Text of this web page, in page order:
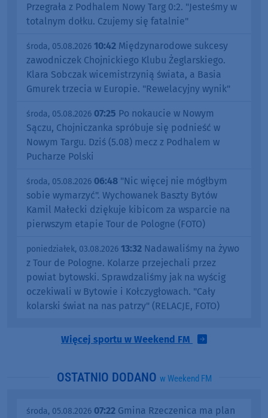
Przegrała z Podhalem Nowy Targ 0:2. "Jesteśmy w
totalnym dołku. Czujemy się fatalnie"
środa, 05.08.2026 10:42 Międzynarodowe sukcesy
zawodniczek Chojnickiego Klubu Żeglarskiego.
Klara Sobczak wicemistrzynią świata, a Basia
Gmurek trzecia w Europie. "Rewelacyjny wynik"
środa, 05.08.2026 07:25 Po nokaucie w Nowym
Sączu, Chojniczanka spróbuje się podnieść w
Nowym Targu. Dziś (5.08) mecz z Podhalem w
Pucharze Polski
środa, 05.08.2026 06:48 "Nic więcej nie mógłbym
sobie wymarzyć". Wychowanek Baszty Bytów
Kamil Małecki dziękuje kibicom za wsparcie na
pierwszym etapie Tour de Pologne (FOTO)
poniedziałek, 03.08.2026 13:32 Nadawaliśmy na żywo
z Tour de Pologne. Kolarze przejechali przez
powiat bytowski. Sprawdzaliśmy jak na wyścig
oczekiwali w Bytowie i Kołczygłowach. "Cały
kolarski świat na nas patrzy" (RELACJE, FOTO)
Więcej sportu w Weekend FM
OSTATNIO DODANO w Weekend FM
środa, 05.08.2026 07:22 Gmina Rzeczenica ma plan